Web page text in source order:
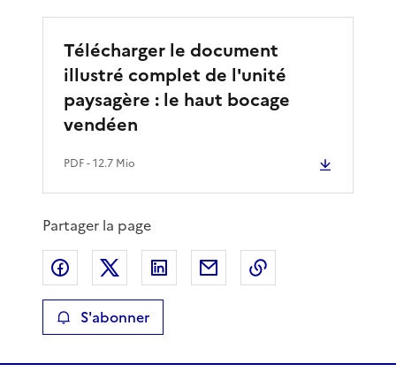
Télécharger le document
illustré complet de l'unité
paysagère : le haut bocage
vendéen
PDF- 12.7 Mio
Partager la page
Partager sur Facebook
Partager sur XPartager sur LinkedIn
Partager par email
S'abonner